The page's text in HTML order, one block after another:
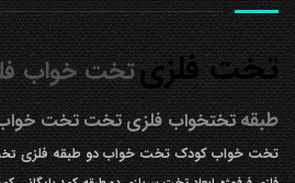
تخت فلزیتخت خواب
طبقه تختخواب فلزیتختتخت
تخت خواب کودک تخت خواب دو طبقه فلزی